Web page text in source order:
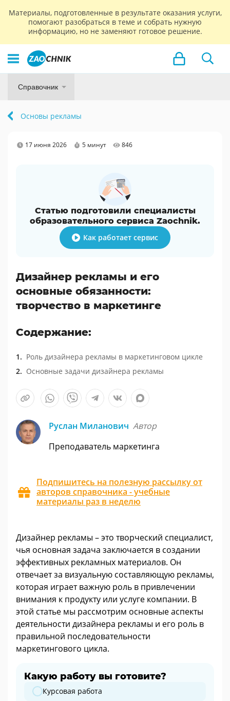
Материалы, подготовленные в результате оказания услуги,
помогают разобраться в теме и собрать нужную
информацию, но не заменяют готовое решение.
Справочник
Основы рекламы
17 июня 2026 5 минут 846
Статью подготовили специалисты
образовательного сервиса Zaochnik.
Как работает сервис
Дизайнер рекламы и его
основные обязанности:
творчество в маркетинге
Содержание:
Роль дизайнера рекламы в маркетинговом цикле
Основные задачи дизайнера рекламы
Руслан Миланович Автор
Преподаватель маркетинга
Подпишитесь на полезную рассылку от
авторов справочника - учебные
материалы раз в неделю
Дизайнер рекламы – это творческий специалист,
чья основная задача заключается в создании
эффективных рекламных материалов. Он
отвечает за визуальную составляющую рекламы,
которая играет важную роль в привлечении
внимания к продукту или услуге компании. В
этой статье мы рассмотрим основные аспекты
деятельности дизайнера рекламы и его роль в
правильной последовательности
маркетингового цикла.
Какую работу вы готовите?
Какую работу вы готовите?
Курсовая работа